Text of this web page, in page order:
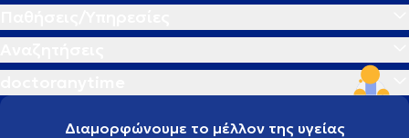
Διαμορφώνουμε το μέλλον της υγείας